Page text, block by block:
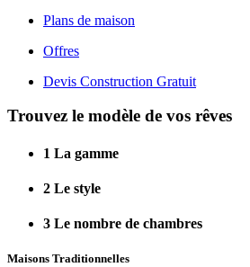
Plans de maison
Offres
Devis Construction Gratuit
Trouvez le modèle de vos rêves
1 La gamme
2 Le style
3 Le nombre de chambres
Maisons Traditionnelles